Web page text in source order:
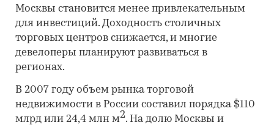
Москвы становится менее привлекательным
для инвестиций. Доходность столичных
торговых центров снижается, и многие
девелоперы планируют развиваться в
регионах.
В 2007 году объем рынка торговой
недвижимости в России составил порядка $110
млрд или 24,4 млн м2. На долю Москвы и